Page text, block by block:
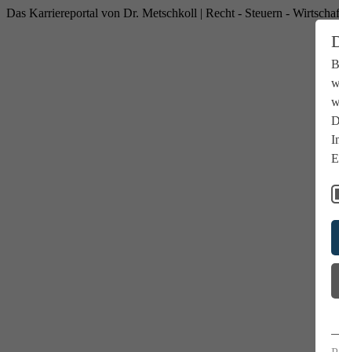
Das Karriereportal von Dr. Metschkoll | Recht - Steuern -